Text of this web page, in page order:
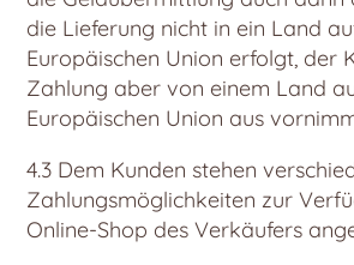
die Lieferung nicht in ein Land
Europäischen Union erfolgt, der
Zahlung aber von einem Land
Europäischen Union aus
4.3 Dem Kunden stehen
Zahlungsmöglichkeiten zur
Online-Shop des Verkäufers